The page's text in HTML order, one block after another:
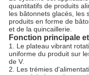
quantitatifs de produits
les bâtonnets glacés, les
produits en forme de
et de la quincaillerie.
Fonction principale
1. Le plateau vibrant
uniforme du produit sur
de V.
2. Les trémies